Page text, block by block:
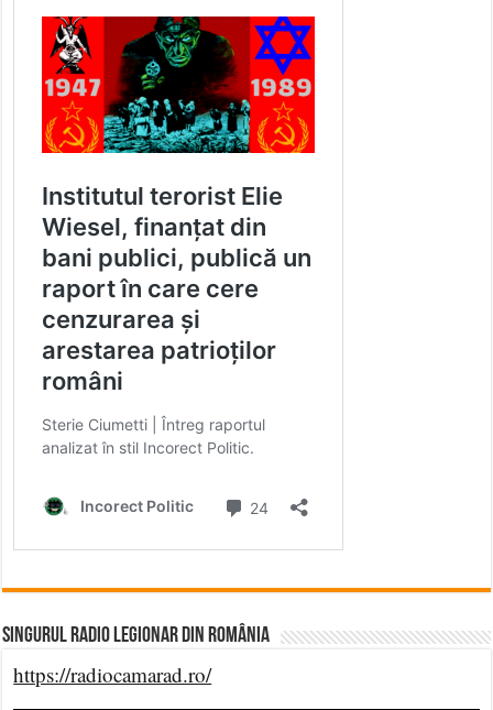
Singurul Radio Legionar din România
https://radiocamarad.ro/